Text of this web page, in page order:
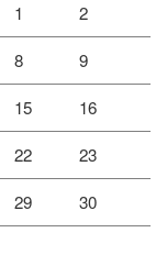
1 2
8 9
15 16
22 23
29 30